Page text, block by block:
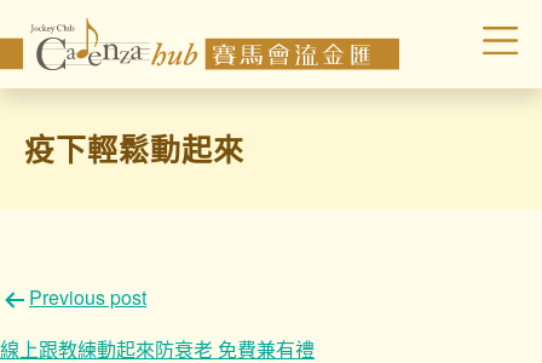
疫下輕鬆動起來
文
章
Previous post
線上跟教練動起來防衰老 免費兼有禮